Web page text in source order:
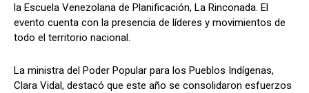
la Escuela Venezolana de Planificación, La Rinconada. El
evento cuenta con la presencia de líderes y movimientos de
todo el territorio nacional.
La ministra del Poder Popular para los Pueblos Indígenas,
Clara Vidal, destacó que este año se consolidaron esfuerzos